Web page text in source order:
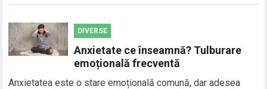
DIVERSE
Anxietate ce înseamnă? Tulburare
emoțională frecventă
Anxietatea este o stare emoțională comună, dar adesea